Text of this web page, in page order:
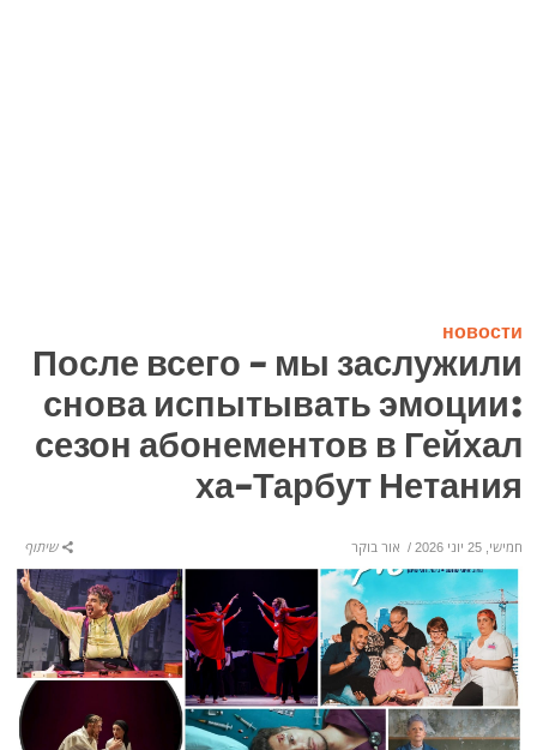
новости
После всего - мы заслужили
снова испытывать эмоции:
сезон абонементов в Гейхал
ха-Тарбут Нетания
חמישי, 25 יוני 2026 / אור בוקר שיתוף